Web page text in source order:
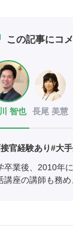
この記事にコ
智也 長尾 美慧
官経験あり#大
卒業後、2010年
講座の講師も務